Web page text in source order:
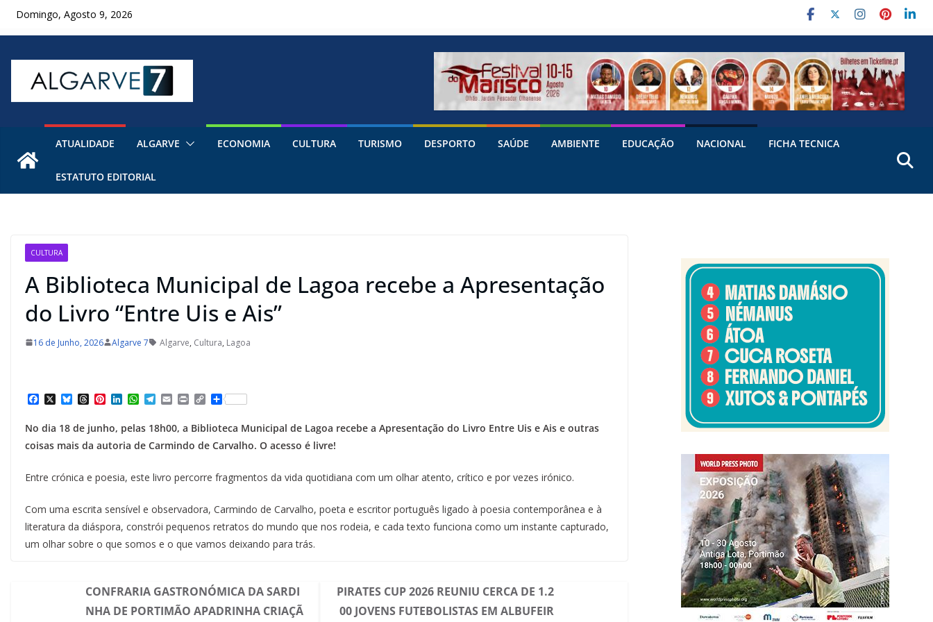
SkipDomingo, Agosto 9, 2026
ATUALIDADE ALGARVE ECONOMIA CULTURA TURISMO DESPORTO SAÚDE AMBIENTE EDUCAÇÃO NACIONAL FICHA TECNICA
ESTATUTO EDITORIAL
CULTURA
A Biblioteca Municipal de Lagoa recebe a Apresentação
do Livro “Entre Uis e Ais”
16 de Junho, 2026 Algarve 7 Algarve, Cultura, Lagoa
a
e
b
o
k
X B
u
e
s
k
T
h
r
e
a
d
P
t
e
r
s
L
k
e
d
n
W
h
t
s
A
p
T
e
l
e
g
r
m
E
m
a
i
l
P
n
t
C
o
p
y
L
i
k
S
h
r
e
No dia 18 de junho, pelas 18h00, a Biblioteca Municipal de Lagoa recebe a Apresentação do Livro Entre Uis e Ais e outras
coisas mais da autoria de Carmindo de Carvalho. O acesso é livre!
Entre crónica e poesia, este livro percorre fragmentos da vida quotidiana com um olhar atento, crítico e por vezes irónico.
Com uma escrita sensível e observadora, Carmindo de Carvalho, poeta e escritor português ligado à poesia contemporânea e à
literatura da diáspora, constrói pequenos retratos do mundo que nos rodeia, e cada texto funciona como um instante capturado,
um olhar sobre o que somos e o que vamos deixando para trás.
CONFRARIA GASTRONÓMICA DA SARDI
NHA DE PORTIMÃO APADRINHA CRIAÇÃ
PIRATES CUP 2026 REUNIU CERCA DE 1.2
00 JOVENS FUTEBOLISTAS EM ALBUFEIR